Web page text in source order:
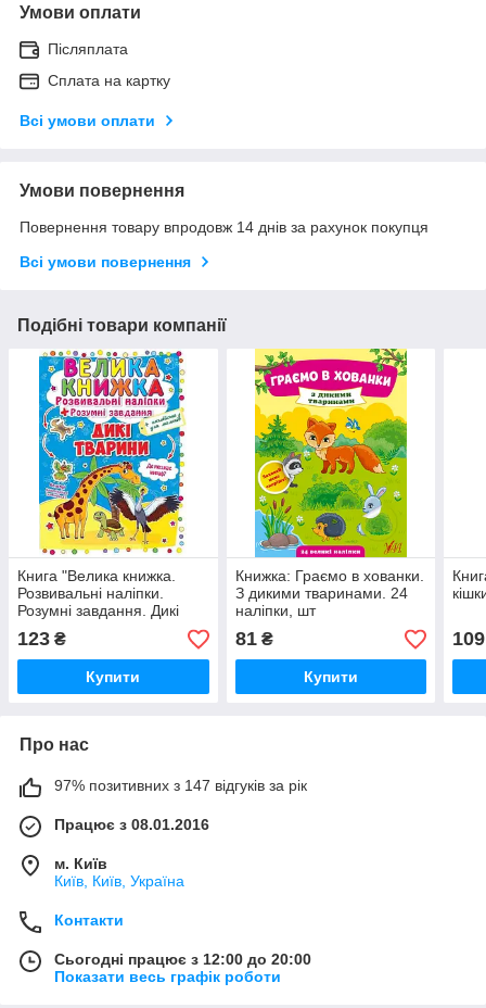
Умови оплати
Післяплата
Сплата на картку
Всі умови оплати
Умови повернення
Повернення товару впродовж 14 днів за рахунок покупця
Всі умови повернення
Подібні товари компанії
Книга "Велика книжка.
Розвивальні наліпки.
Розумні завдання. Дикі
тварини" , шт
123 ₴
Купити
Книжка: Граємо в хованки.
З дикими тваринами. 24
наліпки, шт
81₴
Купити
109
Про нас
97% позитивних з 147 відгуків за рік
Працює з 08.01.2016
м. Київ
Київ, Київ, Україна
Контакти
Сьогодні працює з 12:00 до 20:00
Показати весь графік роботи